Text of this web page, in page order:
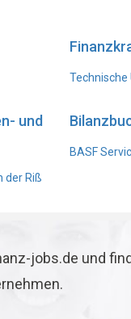
Technische
und
der Riß
BASF
jobs.de und